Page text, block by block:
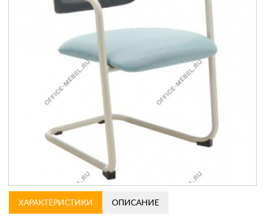
Заказ каталога
Заказать обратный звонок
ХАРАКТЕРИСТИКИ ОПИСАНИЕ